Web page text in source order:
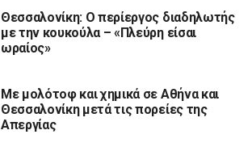
Θεσσαλονίκη: Ο περίεργος διαδηλωτής
με την κουκούλα – «Πλεύρη είσαι
ωραίος»
Με μολότοφ και χημικά σε Αθήνα και
Θεσσαλονίκη μετά τις πορείες της
Απεργίας